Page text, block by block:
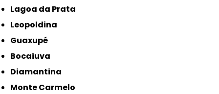
Lagoa da Prata
Leopoldina
Guaxupé
Bocaiuva
Diamantina
Monte Carmelo